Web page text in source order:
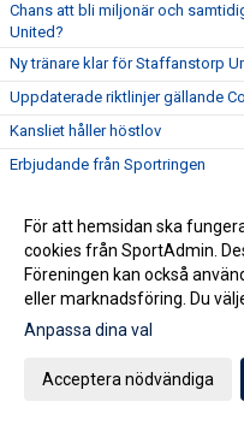
Chans att bli miljonär och
United?
Ny tränare klar för Staffanstorp
Uppdaterade riktlinjer gällande
Kansliet håller höstlov
Erbjudande från Sportringen
Kansliet nästa vecka
Minnesstund för Björn
Uppmaning om säkerhet
Minnesstund för Jörgen Månsson
För att hemsidan ska
cookies från SportAdmin.
Föreningen kan också
eller marknadsföring. Du
Anpassa dina val
Acceptera nödvändiga